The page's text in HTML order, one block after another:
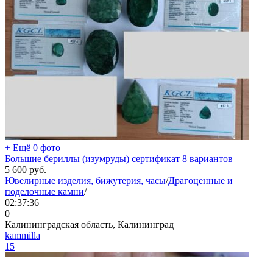
+ Ещё 0 фото
Большие бериллы (изумруды) сертификат 8 вариантов
5 600 руб.
Ювелирные изделия, бижутерия, часы/Драгоценные и
поделочные камни/
02:37:36
0
Калининградская область, Калининград
kammilla
15